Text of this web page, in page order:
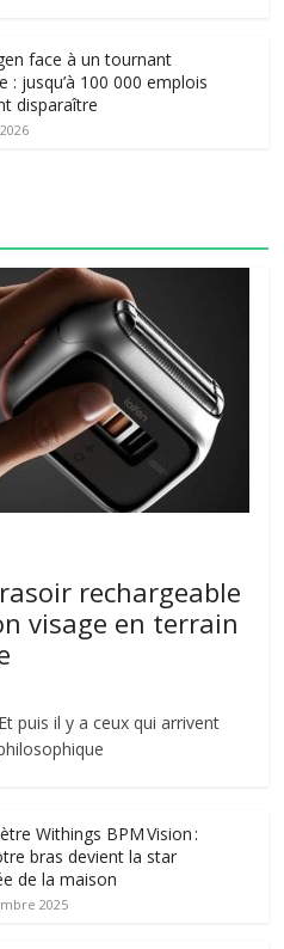
face à un tournant
: jusqu’à 100 000 emplois
disparaître
rechargeable
visage en terrain
puis il y a ceux qui arrivent
Withings BPM Vision :
bras devient la star
de la maison
2025